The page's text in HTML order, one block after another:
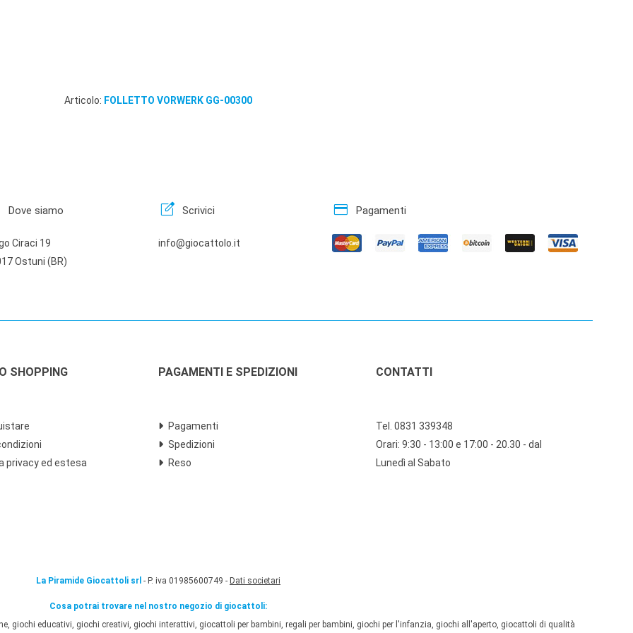
Articolo: FOLLETTO VORWERK GG-00300
Dove siamo
Ciraci 19
Ostuni (BR)
edit_square Scrivici
info@giocattolo.it
credit_card Pagamenti
SHOPPING
privacy ed estesa
PAGAMENTI E SPEDIZIONI
Pagamenti
Spedizioni
Reso
CONTATTI
Tel. 0831 339348
Orari: 9:30 - 13:00 e 17:00 - 20.30 - dal
Lunedì al Sabato
La Piramide Giocattoli srl - P. iva 01985600749 - Dati societari
Cosa potrai trovare nel nostro negozio di giocattoli:
giochi educativi, giochi creativi, giochi interattivi, giocattoli per bambini, regali per bambini, giochi per l'infanzia, giochi all'aperto, giocattoli di qualità